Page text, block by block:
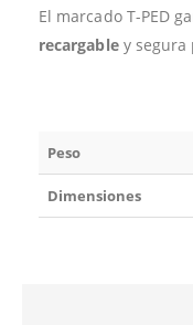
El marcado T-PED
recargabley segura
Peso
Dimensiones